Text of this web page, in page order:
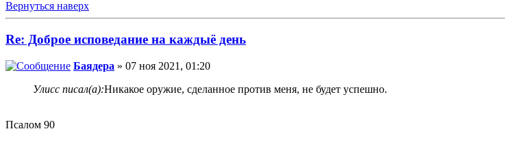
Вернуться наверх
Re: Доброе исповедание на каждыё день
Баядера » 07 ноя 2021, 01:20
Улисс писал(а):Никакое оружие, сделанное против меня, не будет успешно.
Псалом 90